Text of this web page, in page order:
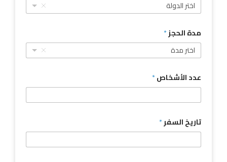
اختر الدولة
مدة الحجز*
اختر مدة
عدد الأشخاص*
تاريخ السفر*